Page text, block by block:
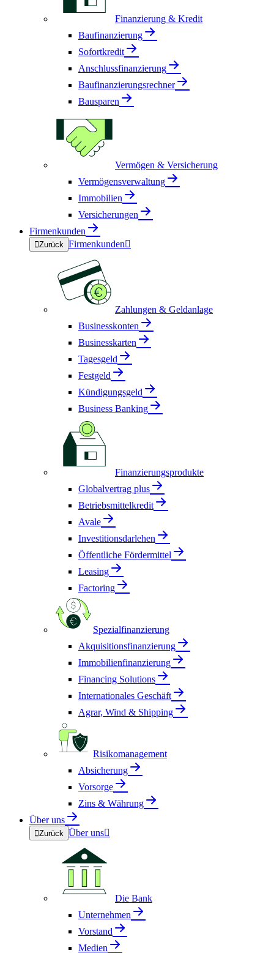
Finanzierung & Kredit
Baufinanzierung
Sofortkredit
Anschlussfinanzierung
Baufinanzierungsrechner
Bausparen
Vermögen & Versicherung
Vermögensverwaltung
Immobilien
Versicherungen
Firmenkunden
Zurück Firmenkunden
Zahlungen & Geldanlage
Businesskonten
Businesskarten
Tagesgeld
Festgeld
Kündigungsgeld
Business Banking
Finanzierungsprodukte
Globalvertrag plus
Betriebsmittelkredit
Avale
Investitionsdarlehen
Öffentliche Fördermittel
Leasing
Factoring
Spezialfinanzierung
Akquisitionsfinanzierung
Immobilienfinanzierung
Financing Solutions
Internationales Geschäft
Agrar, Wind & Shipping
Risikomanagement
Absicherung
Vorsorge
Zins & Währung
Über uns
Zurück Über uns
Die Bank
Unternehmen
Vorstand
Medien